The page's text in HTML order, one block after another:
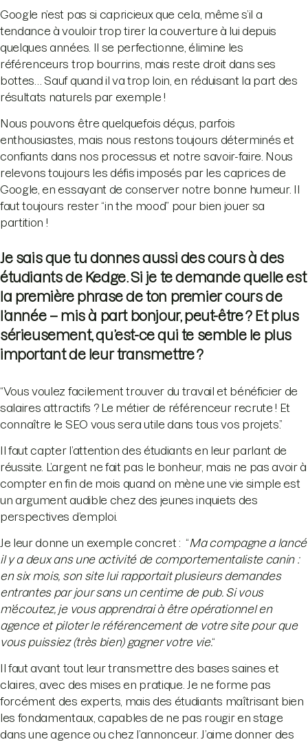
Google n’est pas si capricieux que cela, même s’il a
tendance à vouloir trop tirer la couverture à lui depuis
quelques années. Il se perfectionne, élimine les
référenceurs trop bourrins, mais reste droit dans ses
bottes… Sauf quand il va trop loin, en réduisant la part des
résultats naturels par exemple !
Nous pouvons être quelquefois déçus, parfois
enthousiastes, mais nous restons toujours déterminés et
confiants dans nos processus et notre savoir-faire. Nous
relevons toujours les défis imposés par les caprices de
Google, en essayant de conserver notre bonne humeur. Il
faut toujours rester “in the mood” pour bien jouer sa
partition !
Je sais que tu donnes aussi des cours à des
étudiants de Kedge. Si je te demande quelle est
la première phrase de ton premier cours de
l’année – mis à part bonjour, peut-être ? Et plus
sérieusement, qu’est-ce qui te semble le plus
important de leur transmettre ?
“Vous voulez facilement trouver du travail et bénéficier de
salaires attractifs ? Le métier de référenceur recrute ! Et
connaître le SEO vous sera utile dans tous vos projets.”
Il faut capter l’attention des étudiants en leur parlant de
réussite. L’argent ne fait pas le bonheur, mais ne pas avoir à
compter en fin de mois quand on mène une vie simple est
un argument audible chez des jeunes inquiets des
perspectives d’emploi.
Je leur donne un exemple concret : “Ma compagne a lancé
il y a deux ans une activité de comportementaliste canin :
en six mois, son site lui rapportait plusieurs demandes
entrantes par jour sans un centime de pub. Si vous
m’écoutez, je vous apprendrai à être opérationnel en
agence et piloter le référencement de votre site pour que
vous puissiez (très bien) gagner votre vie.“
Il faut avant tout leur transmettre des bases saines et
claires, avec des mises en pratique. Je ne forme pas
forcément des experts, mais des étudiants maîtrisant bien
les fondamentaux, capables de ne pas rougir en stage
dans une agence ou chez l’annonceur. J’aime donner des